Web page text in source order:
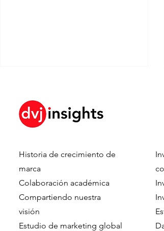
Combining Scale and
Realism in Shopper Research
Of Shopper Journeys
Historia de crecimiento de
marca
Colaboración académica
Compartiendo nuestra
visión
Estudio de marketing global